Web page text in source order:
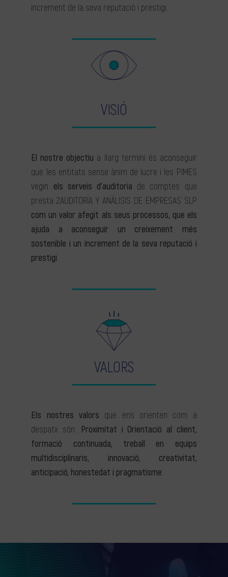
increment de la seva reputació i prestigi.
VISIÓ
El nostre objectiu a llarg termini és aconseguir
que les entitats sense ànim de lucre i les PIMES
vegin els serveis d’auditoria de comptes que
presta 2AUDITORÍA Y ANÁLISIS DE EMPRESAS SLP
com un valor afegit als seus processos, que els
ajuda a aconseguir un creixement més
sostenible i un increment de la seva reputació i
prestigi.
VALORS
Els nostres valors que ens orienten com a
despatx són: Proximitat i Orientació al client,
formació continuada, treball en equips
multidisciplinaris, innovació, creativitat,
anticipació, honestedat i pragmatisme.